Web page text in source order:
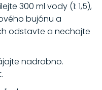
300 ml vody (1: 1,5),
bujónu a
odstavte a nechajte
nadrobno.